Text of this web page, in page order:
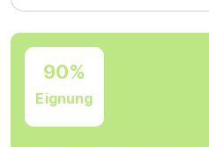
90%
Eignung